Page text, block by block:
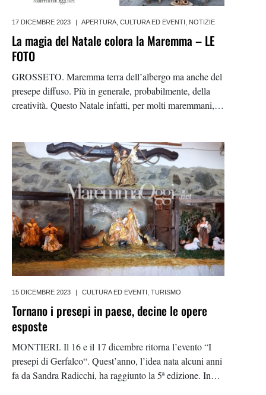
17 DICEMBRE 2023 | APERTURA CULTURA ED EVENTI NOTIZIE
La magia del Natale colora la Maremma – LE
FOTO
GROSSETO. Maremma terra dell’albergo ma anche del
presepe diffuso. Più in generale, probabilmente, della
creatività. Questo Natale infatti, per molti maremmani,
Maremma, accanto agli addobbi delle
15 DICEMBRE 2023 CULTURA ED EVENTI TURISMO
Tornano i presepi in paese, decine le opere
esposte
MONTIERI. Il 16 e il 17 dicembre ritorna l’evento “I
presepi di Gerfalco“. Quest’anno, l’idea nata alcuni anni
fa da Sandra Radicchi, ha raggiunto la 5ª edizione. In